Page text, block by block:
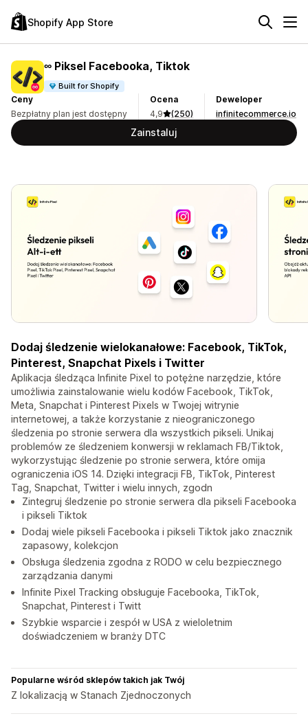
Shopify App Store
∞ Piksel Facebooka, Tiktok
Built for Shopify
Ceny
Bezpłatny plan jest dostępny
Ocena
4,9
(250)
Deweloper
infinitecommerce.io
Zainstaluj
Dodaj śledzenie wielokanałowe: Facebook, TikTok,
Pinterest, Snapchat Pixels i Twitter
Aplikacja śledząca Infinite Pixel to potężne narzędzie, które
umożliwia zainstalowanie wielu kodów Facebook, TikTok,
Meta, Snapchat i Pinterest Pixels w Twojej witrynie
internetowej, a także korzystanie z nieograniczonego
śledzenia po stronie serwera dla wszystkich pikseli. Unikaj
problemów ze śledzeniem konwersji w reklamach FB/Tiktok,
wykorzystując śledzenie po stronie serwera, które omija
ograniczenia iOS 14. Dzięki integracji FB, TikTok, Pinterest
Tag, Snapchat, Twitter i wielu innych, zgodn
Zintegruj śledzenie po stronie serwera dla pikseli Facebooka
i pikseli Tiktok
Dodaj wiele pikseli Facebooka i pikseli Tiktok jako znacznik
zapasowy, kolekcjon
Obsługa śledzenia zgodna z RODO w celu bezpiecznego
zarządzania danymi
Infinite Pixel Tracking obsługuje Facebooka, TikTok,
Snapchat, Pinterest i Twitt
Szybkie wsparcie i zespół w USA z wieloletnim
doświadczeniem w branży DTC
Popularne wśród sklepów takich jak Twój
Z lokalizacją w Stanach Zjednoczonych